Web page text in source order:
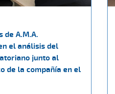
de A.M.A.
el análisis del
junto al
de la compañía en el